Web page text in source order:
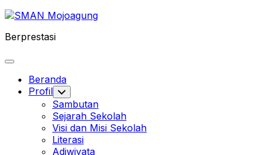
Skip
content
Berprestasi
Expand
Beranda
Profil Toggle
Child
Menu
Sambutan
Sejarah Sekolah
Visi dan Misi Sekolah
Literasi
Adiwiyata